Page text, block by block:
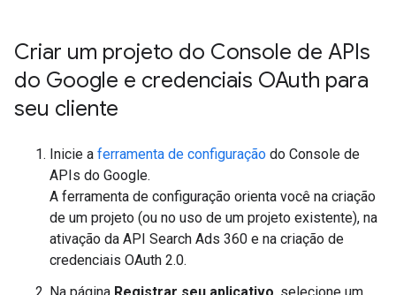
Criar um projeto do Console de APIs
do Google e credenciais OAuth para
seu cliente
Inicie a ferramenta de configuração do Console de
APIs do Google.
A ferramenta de configuração orienta você na criação
de um projeto (ou no uso de um projeto existente), na
ativação da API Search Ads 360 e na criação de
credenciais OAuth 2.0.